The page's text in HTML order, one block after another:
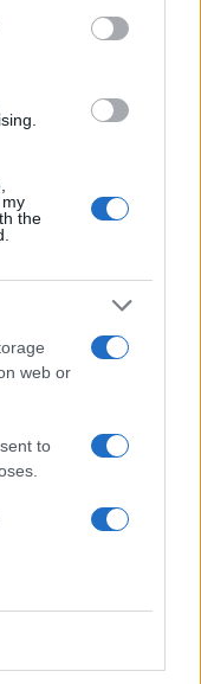
the
web or
to
Το 5ο πακέτο βίντεο
με UFO
το Πεντάγωνο - Το